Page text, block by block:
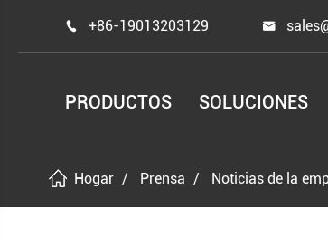
 +86-19013203129 
PRODUCTOS SOLUCIONES
Hogar Prensa Noticias de la